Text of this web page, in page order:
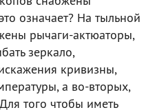
означает? На тыльной
рычаги-актюаторы,
зеркало,
кривизны,
а во-вторых,
того чтобы иметь